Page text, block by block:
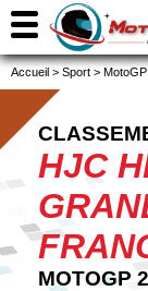
Accueil > Sport > MotoGP
HJC
MOTOGP